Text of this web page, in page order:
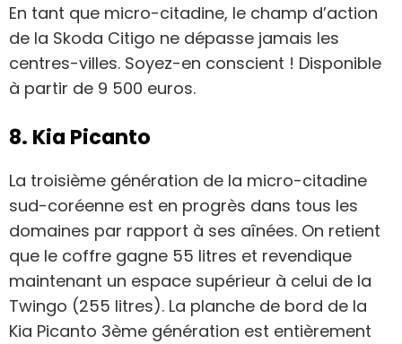
En tant que micro-citadine, le champ d’action
de la Skoda Citigo ne dépasse jamais les
centres-villes. Soyez-en conscient ! Disponible
à partir de 9 500 euros.
8. Kia Picanto
La troisième génération de la micro-citadine
sud-coréenne est en progrès dans tous les
domaines par rapport à ses aînées. On retient
que le coffre gagne 55 litres et revendique
maintenant un espace supérieur à celui de la
Twingo (255 litres). La planche de bord de la
Kia Picanto 3ème génération est entièrement